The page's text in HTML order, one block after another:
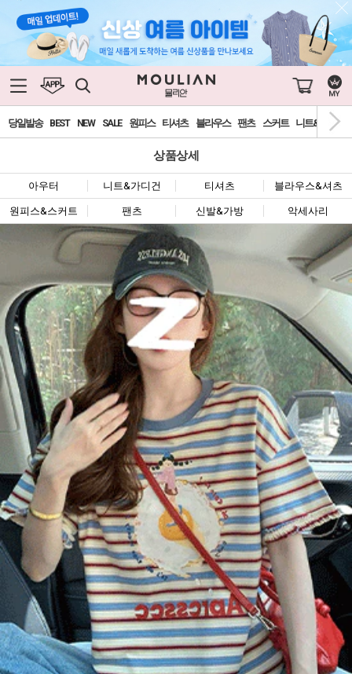
당일발송 BEST NEW SALE 원피스 티셔츠 블라우스 팬츠 스커트 니트&가디건
상품상세
아우터 니트&가디건 티셔츠 블라우스&셔츠
원피스&스커트 팬츠 신발&가방 악세사리